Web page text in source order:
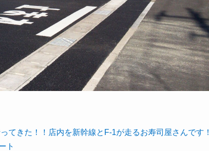
てきた！！店内を新幹線とF-1が走るお寿司屋さんです！
ト